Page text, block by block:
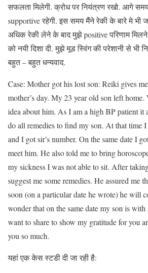
सफलता मिलेगी. क्रोध पर नियंत्रण रखो. आगे
supportive रहेगी. इस समय मैंने रेकी के बारे मे भी
अधिक रेकी लेने के बाद मुझे positive परिणाम
को नयी दिशा दी. मुझे मूड स्विंग की परेशानी से भी
बहुत – बहुत धन्यवाद.
Case: Mother got his lost son: Reiki gives
mother’s day. My 23 year old son left home.
idea about him. As I am a high BP patient it
do all remedies to find my son. At that time
and I got sir’s number. On the same date I
meet him. He also told me to bring
my sickness I was not able to sit. After
suggest me some remedies. He assured me
soon (on a particular date he wrote) he will
wonder that on the same date my son is
want to share to show my gratitude for you
you so much.
यहां एक केस स्टडी दी जा रही है: